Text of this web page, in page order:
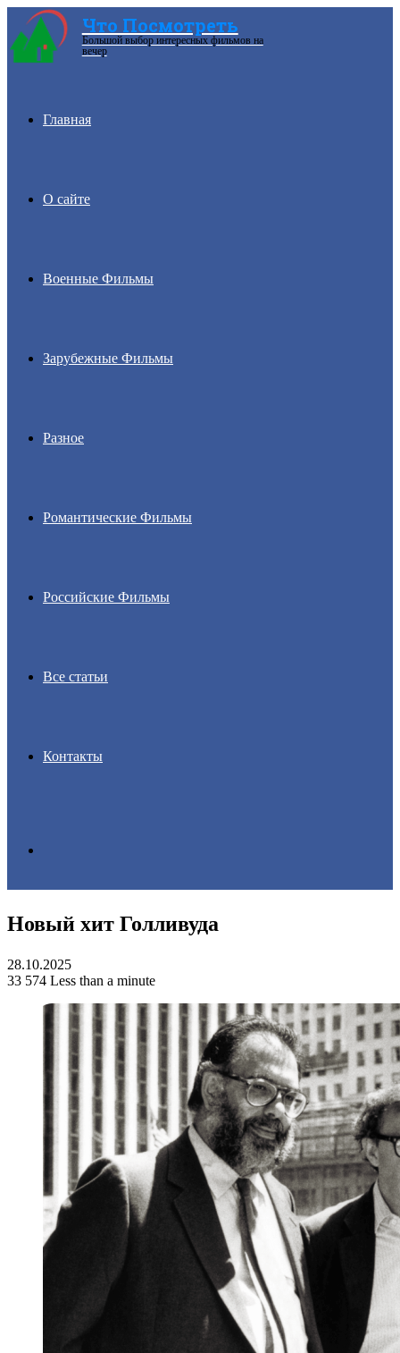
Menu
Что Посмотреть
Большой выбор интересных фильмов на
вечер
Главная
О сайте
Военные Фильмы
Зарубежные Фильмы
Разное
Романтические Фильмы
Российские Фильмы
Все статьи
Контакты
for
Новый хит Голливуда
28.10.2025
33 574 Less than a minute